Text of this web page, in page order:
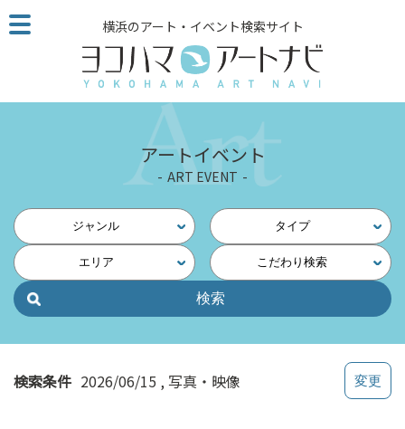
こ
の
ジ
読
他
ペ
の
横浜のアート・イベント検索サイト
アートイベント
ART EVENT
ジャンル タイプ
エリア こだわり検索
検索条件 2026/06/15 写真・映像